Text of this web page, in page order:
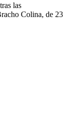
las
Colina, de 23